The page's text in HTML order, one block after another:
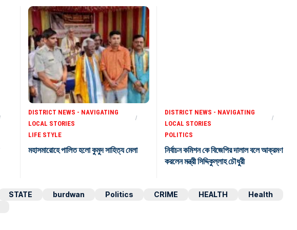
DISTRICT NEWS - NAVIGATING
LOCAL STORIES
LIFE STYLE
মহাসমারোহে পালিত হলো কুমুদ সাহিত্য মেলা
DISTRICT NEWS - NAVIGATING
LOCAL STORIES
POLITICS
নির্বাচন কমিশন কে বিজেপির দালাল বলে আক্রমণ
করলেন মন্ত্রী সিদ্দিকুল্লাহ চৌধুরী
STATE burdwan Politics CRIME HEALTH
Health